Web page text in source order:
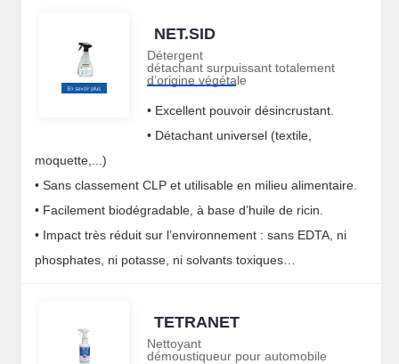
NET.SID
Détergent
détachant surpuissant totalement
d’origine végétale
• Excellent pouvoir désincrustant.
• Détachant universel (textile,
moquette,...)
• Sans classement CLP et utilisable en milieu alimentaire.
• Facilement biodégradable, à base d’huile de ricin.
• Impact très réduit sur l’environnement : sans EDTA, ni
phosphates, ni potasse, ni solvants toxiques…
TETRANET
Nettoyant
démoustiqueur pour automobile